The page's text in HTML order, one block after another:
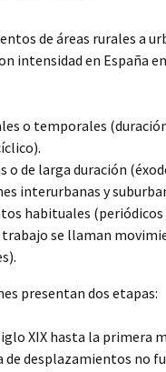
de áreas rurales a
intensidad en España
o temporales
o de larga duración
interurbanas y
habituales (periódicos
trabajo se llaman
presentan dos etapas:
XIX hasta la primera
de desplazamientos no